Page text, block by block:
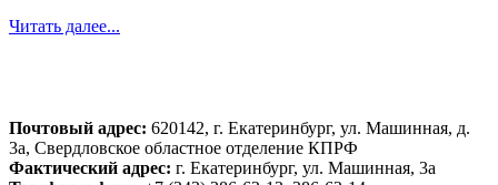
Читать далее...
Почтовый адрес: 620142, г. Екатеринбург, ул. Машинная, д.
3а, Свердловское областное отделение КПРФ
Фактический адрес: г. Екатеринбург, ул. Машинная, 3а